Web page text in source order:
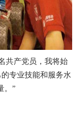
共产党员，我将始
专业技能和服务水
。”